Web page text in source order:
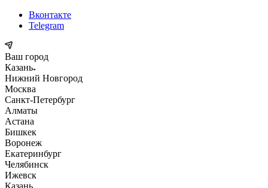
Вконтакте
Telegram
Ваш город
Казань
Нижний Новгород
Москва
Санкт-Петербург
Алматы
Астана
Бишкек
Воронеж
Екатеринбург
Челябинск
Ижевск
Казань